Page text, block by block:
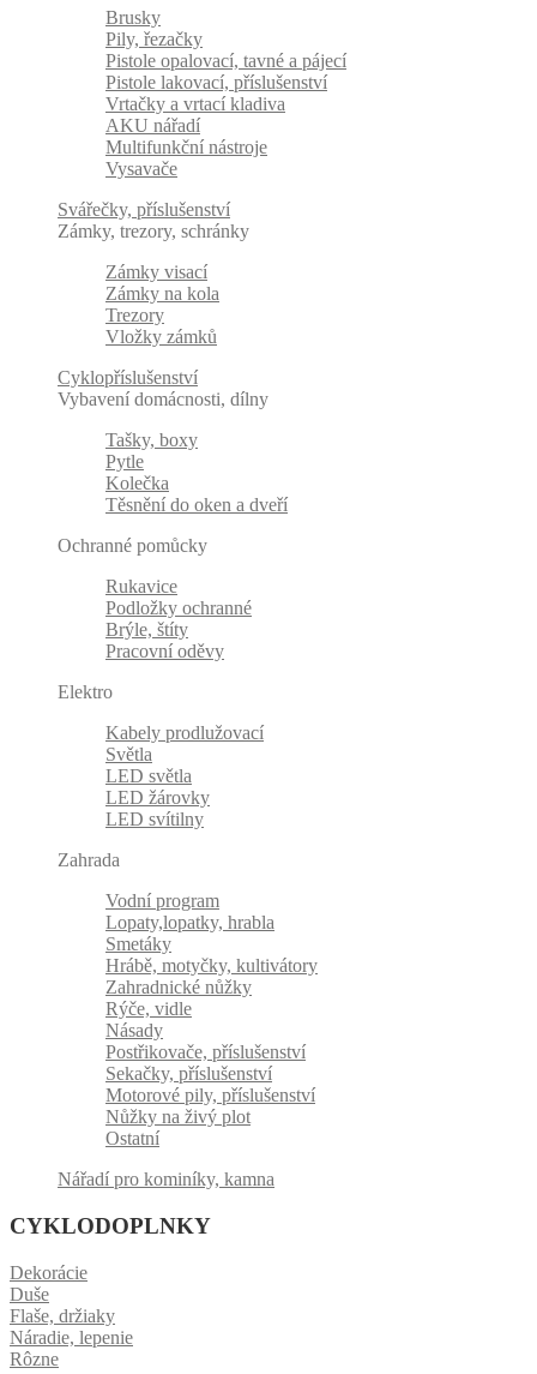
Brusky
Pily, řezačky
Pistole opalovací, tavné a pájecí
Pistole lakovací, příslušenství
Vrtačky a vrtací kladiva
AKU nářadí
Multifunkční nástroje
Vysavače
Svářečky, příslušenství
Zámky, trezory, schránky
Zámky visací
Zámky na kola
Trezory
Vložky zámků
Cyklopříslušenství
Vybavení domácnosti, dílny
Tašky, boxy
Pytle
Kolečka
Těsnění do oken a dveří
Ochranné pomůcky
Rukavice
Podložky ochranné
Brýle, štíty
Pracovní oděvy
Elektro
Kabely prodlužovací
Světla
LED světla
LED žárovky
LED svítilny
Zahrada
Vodní program
Lopaty,lopatky, hrabla
Smetáky
Hrábě, motyčky, kultivátory
Zahradnické nůžky
Rýče, vidle
Násady
Postřikovače, příslušenství
Sekačky, příslušenství
Motorové pily, příslušenství
Nůžky na živý plot
Ostatní
Nářadí pro kominíky, kamna
CYKLODOPLNKY
Dekorácie
Duše
Flaše, držiaky
Náradie, lepenie
Rôzne